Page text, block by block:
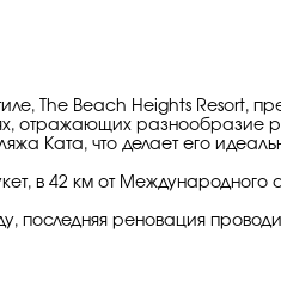
The Beach Heights
отражающих разнообразие
Ката, что делает его
в 42 км от
последняя реновация